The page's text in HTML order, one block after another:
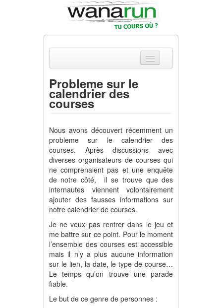
Actualités
Parcours & Courses
Outils & Réseaux
Probleme sur le
calendrier des
courses
Nous avons découvert récemment un
probleme sur le calendrier des
courses. Après discussions avec
diverses organisateurs de courses qui
ne comprenaient pas et une enquête
de notre côté, il se trouve que des
internautes viennent volontairement
ajouter des fausses informations sur
notre calendrier de courses.
Je ne veux pas rentrer dans le jeu et
me battre sur ce point. Pour le moment
l’ensemble des courses est accessible
mais il n’y a plus aucune information
sur le lien, la date, le type de course…
Le temps qu’on trouve une parade
fiable.
Le but de ce genre de personnes :